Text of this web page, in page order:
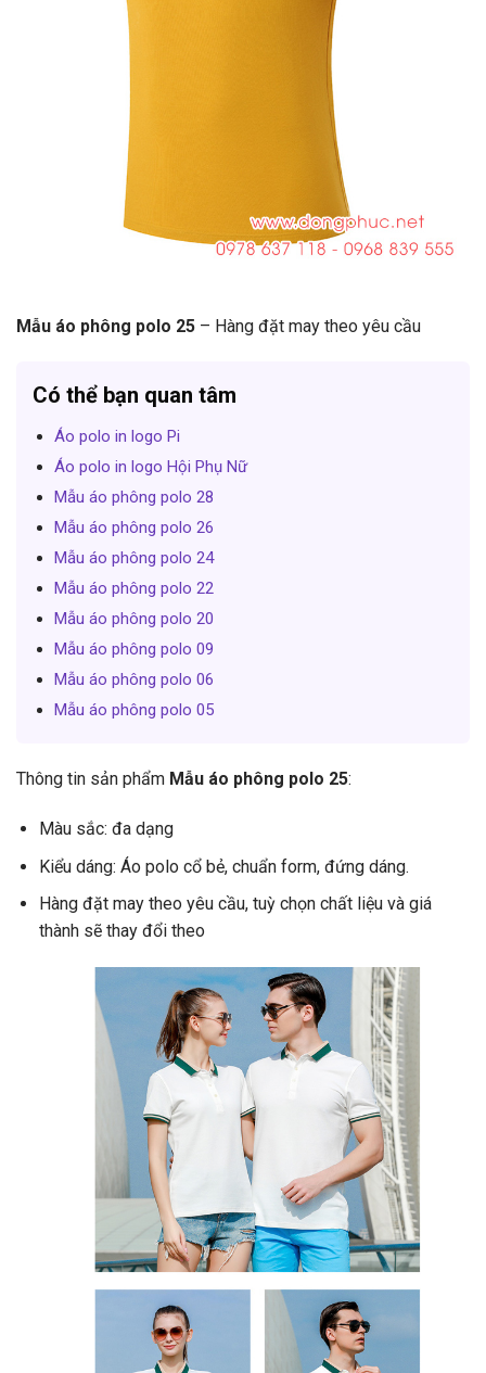
Mẫu áo phông polo 25 – Hàng đặt may theo yêu cầu
Có thể bạn quan tâm
Áo polo in logo Pi
Áo polo in logo Hội Phụ Nữ
Mẫu áo phông polo 28
Mẫu áo phông polo 26
Mẫu áo phông polo 24
Mẫu áo phông polo 22
Mẫu áo phông polo 20
Mẫu áo phông polo 09
Mẫu áo phông polo 06
Mẫu áo phông polo 05
Thông tin sản phẩm Mẫu áo phông polo 25:
Màu sắc: đa dạng
Kiểu dáng: Áo polo cổ bẻ, chuẩn form, đứng dáng.
Hàng đặt may theo yêu cầu, tuỳ chọn chất liệu và giá
thành sẽ thay đổi theo